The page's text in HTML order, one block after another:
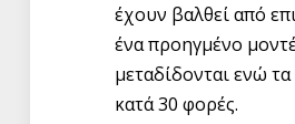
έχουν βαλθεί από
ένα προηγμένο
μεταδίδονται ενώ
κατά 30 φορές.